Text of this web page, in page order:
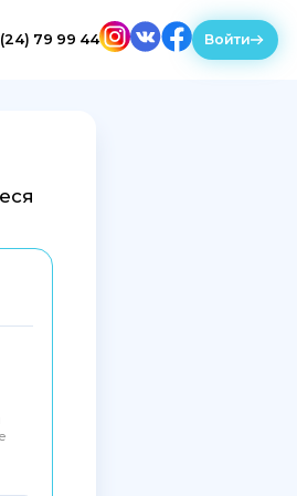
(24) 79 99 44 Войти